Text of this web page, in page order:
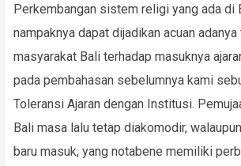
Perkembangan sistem religi yang ada di
nampaknya dapat dijadikan acuan
masyarakat Bali terhadap masuknya
pada pembahasan sebelumnya kami
Toleransi Ajaran dengan Institusi.
Bali masa lalu tetap diakomodir,
baru masuk, yang notabene memiliki